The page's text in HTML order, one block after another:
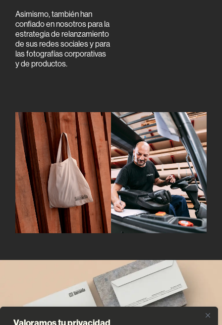
Asimismo, también han
confiado en nosotros para la
estrategia de relanzamiento
de sus redes sociales y para
las fotografías corporativas
y de productos.